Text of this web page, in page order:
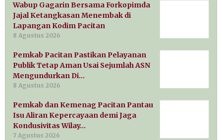
Wabup Gagarin Bersama Forkopimda
Jajal Ketangkasan Menembak di
Lapangan Kodim Pacitan
8 Agustus 2026
Pemkab Pacitan Pastikan Pelayanan
Publik Tetap Aman Usai Sejumlah ASN
Mengundurkan Di…
8 Agustus 2026
Pemkab dan Kemenag Pacitan Pantau
Isu Aliran Kepercayaan demi Jaga
Kondusivitas Wilay…
7 Agustus 2026